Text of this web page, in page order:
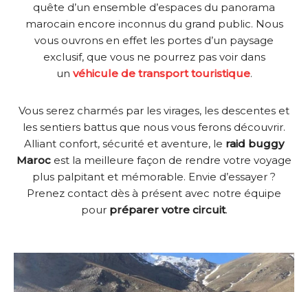
quête d’un ensemble d’espaces du panorama
marocain encore inconnus du grand public. Nous
vous ouvrons en effet les portes d’un paysage
exclusif, que vous ne pourrez pas voir dans
un véhicule de transport touristique.
Vous serez charmés par les virages, les descentes et
les sentiers battus que nous vous ferons découvrir.
Alliant confort, sécurité et aventure, le raid buggy
Maroc est la meilleure façon de rendre votre voyage
plus palpitant et mémorable. Envie d’essayer ?
Prenez contact dès à présent avec notre équipe
pour préparer votre circuit.